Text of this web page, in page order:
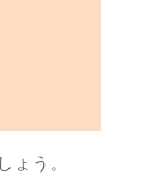
ょう。